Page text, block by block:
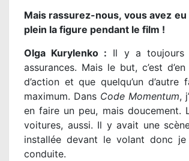
Mais rassurez-nous, vous avez
plein la figure pendant le film !
Olga Kurylenko : Il y a toujours
assurances. Mais le but, c’est
d’action et que quelqu’un
maximum. Dans Code Momentum,
en faire un peu, mais doucement.
voitures, aussi. Il y avait une
installée devant le volant donc
conduite.